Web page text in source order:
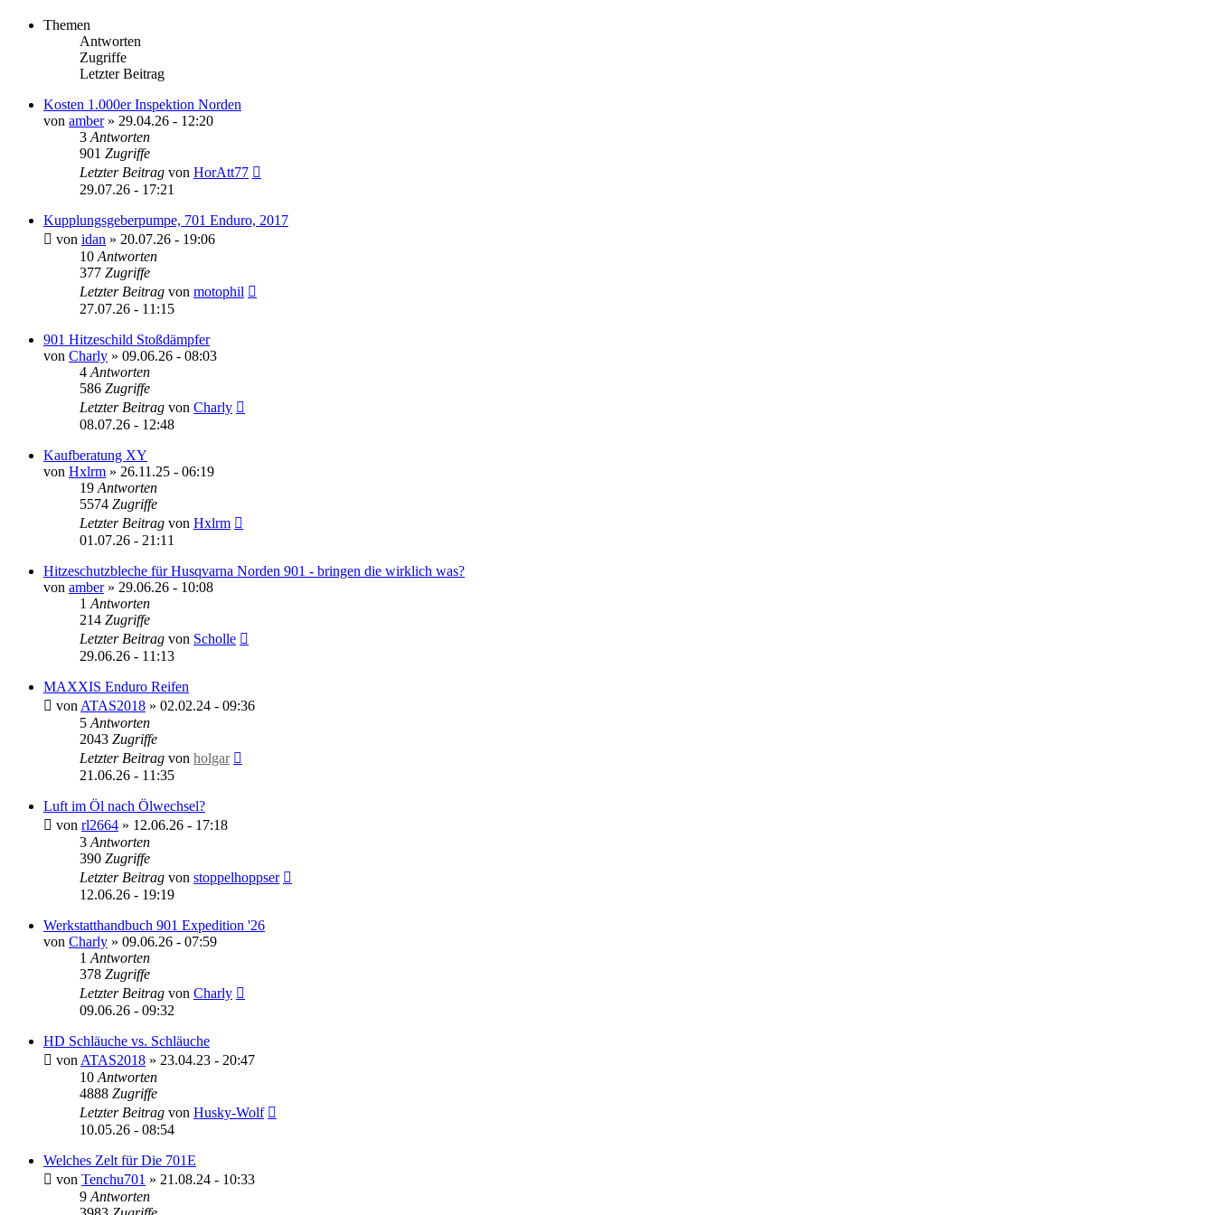
Themen
Antworten
Zugriffe
Letzter Beitrag
Kosten 1.000er Inspektion Norden
von amber» 29.04.26 - 12:20
3 Antworten
901 Zugriffe
Letzter Beitrag von HorAtt77
29.07.26 - 17:21
Kupplungsgeberpumpe, 701 Enduro, 2017
von idan » 20.07.26 - 19:06
10 Antworten
377 Zugriffe
Letzter Beitrag von motophil
27.07.26 - 11:15
901 Hitzeschild Stoßdämpfer
von Charly » 09.06.26 - 08:03
4 Antworten
586 Zugriffe
Letzter Beitrag von Charly
08.07.26 - 12:48
Kaufberatung XY
von Hxlrm » 26.11.25 - 06:19
19 Antworten
5574 Zugriffe
Letzter Beitrag von Hxlrm
01.07.26 - 21:11
Hitzeschutzbleche für Husqvarna Norden 901 - bringen die wirklich was?
von amber» 29.06.26 - 10:08
1 Antworten
214 Zugriffe
Letzter Beitrag von Scholle
29.06.26 - 11:13
MAXXIS Enduro Reifen
von ATAS2018 » 02.02.24 - 09:36
5 Antworten
2043 Zugriffe
Letzter Beitrag von holgar
21.06.26 - 11:35
Luft im Öl nach Ölwechsel?
von rl2664 » 12.06.26 - 17:18
3 Antworten
390 Zugriffe
Letzter Beitrag von stoppelhoppser
12.06.26 - 19:19
Werkstatthandbuch 901 Expedition '26
von Charly » 09.06.26 - 07:59
1 Antworten
378 Zugriffe
Letzter Beitrag von Charly
09.06.26 - 09:32
HD Schläuche vs. Schläuche
von ATAS2018 » 23.04.23 - 20:47
10 Antworten
4888 Zugriffe
Letzter Beitrag von Husky-Wolf
10.05.26 - 08:54
Welches Zelt für Die 701E
von Tenchu701 » 21.08.24 - 10:33
9 Antworten